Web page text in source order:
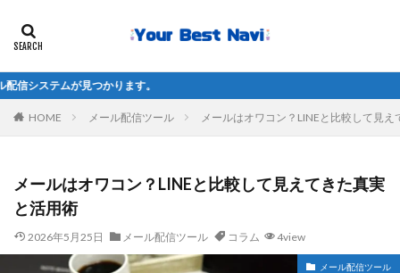
かります。
HOME メール配信ツール メールはオワコン？LINEと比較して見え
メールはオワコン？LINEと比較して見えてきた真実
と活用術
2026年5月25日 メール配信ツール コラム 4view
メール配信ツール
種別で探す
目的で探す
比較navi ビジネス系 口コミ
コラム